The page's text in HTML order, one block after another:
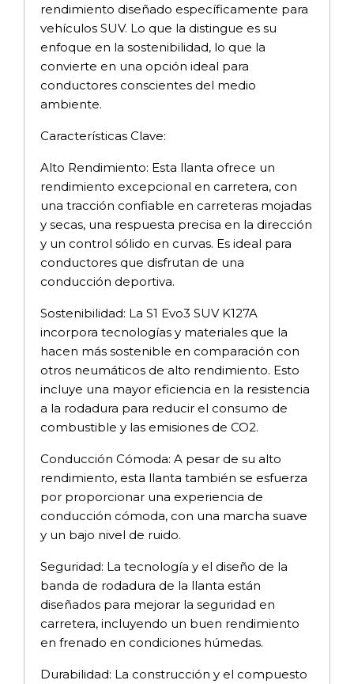
rendimiento diseñado específicamente para
vehículos SUV. Lo que la distingue es su
enfoque en la sostenibilidad, lo que la
convierte en una opción ideal para
conductores conscientes del medio
ambiente.
Características Clave:
Alto Rendimiento: Esta llanta ofrece un
rendimiento excepcional en carretera, con
una tracción confiable en carreteras mojadas
y secas, una respuesta precisa en la dirección
y un control sólido en curvas. Es ideal para
conductores que disfrutan de una
conducción deportiva.
Sostenibilidad: La S1 Evo3 SUV K127A
incorpora tecnologías y materiales que la
hacen más sostenible en comparación con
otros neumáticos de alto rendimiento. Esto
incluye una mayor eficiencia en la resistencia
a la rodadura para reducir el consumo de
combustible y las emisiones de CO2.
Conducción Cómoda: A pesar de su alto
rendimiento, esta llanta también se esfuerza
por proporcionar una experiencia de
conducción cómoda, con una marcha suave
y un bajo nivel de ruido.
Seguridad: La tecnología y el diseño de la
banda de rodadura de la llanta están
diseñados para mejorar la seguridad en
carretera, incluyendo un buen rendimiento
en frenado en condiciones húmedas.
Durabilidad: La construcción y el compuesto